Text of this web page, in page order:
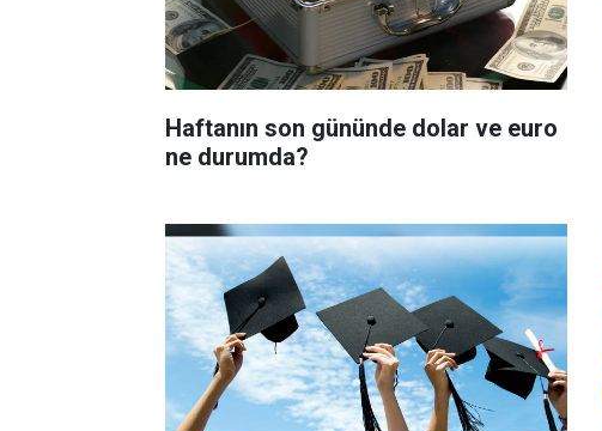
Haftanın son gününde dolar ve euro
ne durumda?